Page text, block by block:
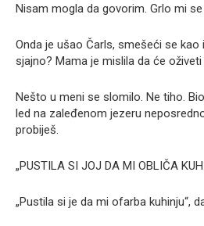
Nisam mogla da govorim. Grlo mi
Onda je ušao Čarls, smešeći se kao
sjajno? Mama je mislila da će oživeti
Nešto u meni se slomilo. Ne tiho.
led na zaleđenom jezeru
probiješ.
„PUSTILA SI JOJ DA MI OBLIČA
„Pustila si je da mi ofarba kuhinju“,